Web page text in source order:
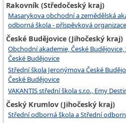
Rakovník (Středočeský kraj)
Masarykova obchodní a zemědělská
odborná škola - příspěvková
České Budějovice (Jihočeský kraj)
Obchodní akademie, České
České Budějovice
Střední škola Jeronýmova České
České Budějovice
VAKANTIS střední škola s.r.o., Emy
Český Krumlov (Jihočeský kraj)
Střední odborná škola a Střední